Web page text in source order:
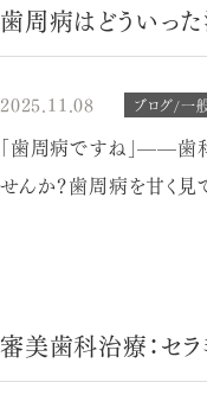
歯周病はどういっ
2025.11.08 ブログ/一
「歯周病ですね」——歯
せんか？歯周病を甘く見
審美歯科治療：セラ